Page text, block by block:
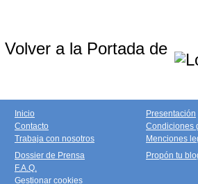
Volver a la Portada de
Inicio
Contacto
Trabaja con nosotros
Presentación
Condiciones
Menciones
Dossier de Prensa
F.A.Q.
Gestionar cookies
Propón tu